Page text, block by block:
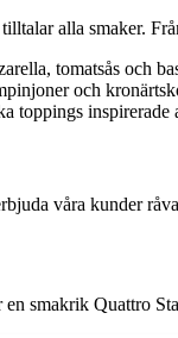
alla smaker.
tomatsås och
och
toppings inspirerade
våra kunder
smakrik Quattro